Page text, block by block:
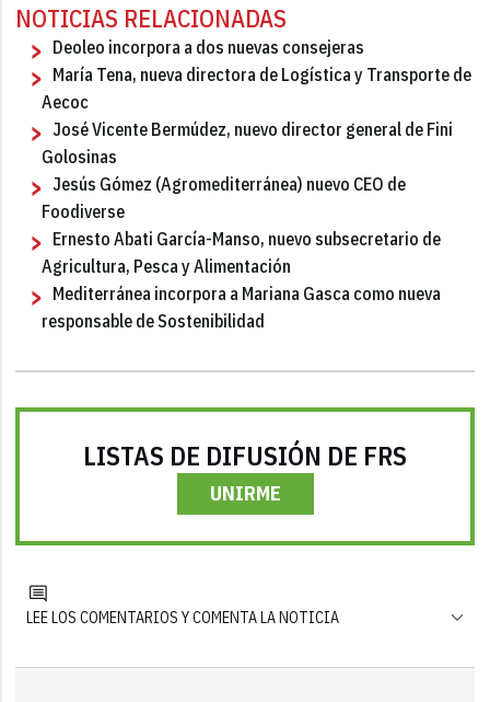
NOTICIAS RELACIONADAS
Deoleo incorpora a dos nuevas consejeras
María Tena, nueva directora de Logística y Transporte de
Aecoc
José Vicente Bermúdez, nuevo director general de Fini
Golosinas
Jesús Gómez (Agromediterránea) nuevo CEO de
Foodiverse
Ernesto Abati García-Manso, nuevo subsecretario de
Agricultura, Pesca y Alimentación
Mediterránea incorpora a Mariana Gasca como nueva
responsable de Sostenibilidad
LISTAS DE DIFUSIÓN DE FRS
UNIRME
LEE LOS COMENTARIOS Y COMENTA LA NOTICIA